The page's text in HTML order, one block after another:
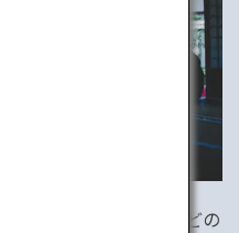
宿坊。座禅や瞑想などの